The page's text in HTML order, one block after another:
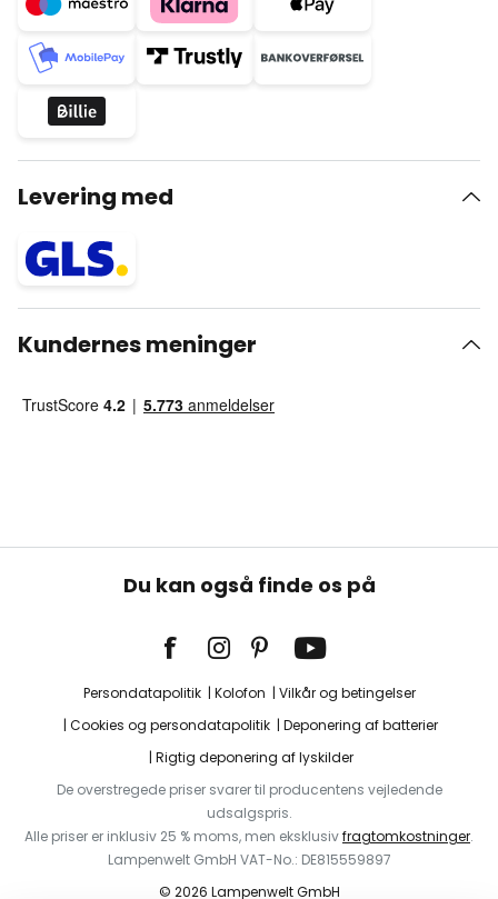
Levering med
Kundernes meninger
Du kan også finde os på
Persondatapolitik Kolofon
Vilkår og betingelser
Cookies og persondatapolitik
Deponering af batterier
Rigtig deponering af lyskilder
De overstregede priser svarer til producentens vejledende
udsalgspris.
Alle priser er inklusiv 25 % moms, men eksklusivfragtomkostninger.
Lampenwelt GmbH VAT-No.: DE815559897
© 2026 Lampenwelt GmbH